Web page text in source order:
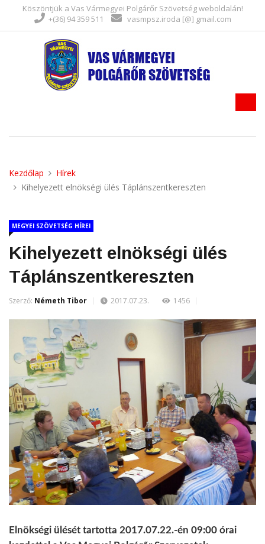
Köszöntjük a Vas Vármegyei Polgárőr Szövetség weboldalán!
+(36) 94 359 511
vasmpsz.iroda [@] gmail.com
Kezdőlap
Hírek
Kihelyezett elnökségi ülés Táplánszentkereszten
MEGYEI SZÖVETSÉG HÍREI
Kihelyezett elnökségi ülés
Táplánszentkereszten
Szerző: Németh Tibor 2017.07.23. 1456
Elnökségi ülését tartotta 2017.07.22.-én 09:00 órai